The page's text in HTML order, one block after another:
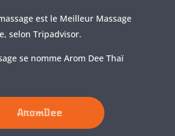
est le Meilleur Massage
selon Tripadvisor.
se nomme Arom Dee Thaï
AromDee